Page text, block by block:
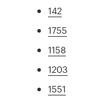
142
1755
1158
1203
1551